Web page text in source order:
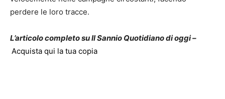
perdere le loro tracce.
L’articolo completo su Il Sannio Quotidiano di oggi –
Acquista qui la tua copia